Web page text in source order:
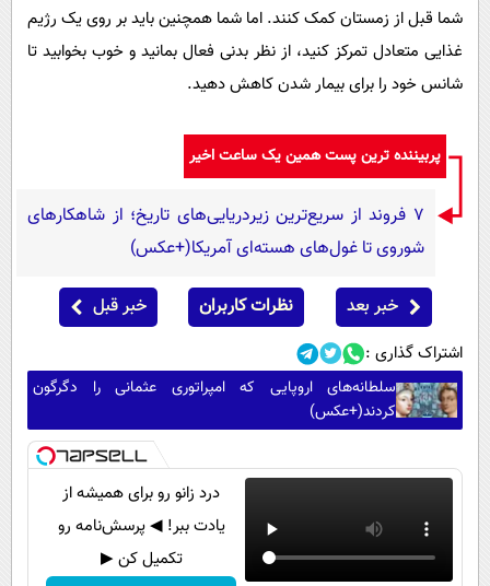
شما قبل از زمستان کمک کنند. اما شما همچنین باید بر روی یک رژیم
غذایی متعادل تمرکز کنید، از نظر بدنی فعال بمانید و خوب بخوابید تا
شانس خود را برای بیمار شدن کاهش دهید.
پربیننده ترین پست همین یک ساعت اخیر
۷ فروند از سریع‌ترین زیردریایی‌های تاریخ؛ از شاهکارهای
شوروی تا غول‌های هسته‌ای آمریکا(+عکس)
خبر بعد نظرات کاربران خبر قبل
اشتراک گذاری :
سلطانه‌های اروپایی که امپراتوری عثمانی را دگرگون
کردند(+عکس)
درد زانو رو برای همیشه از
یادت ببر! ◀ پرسش‌نامه رو
تکمیل کن ▶